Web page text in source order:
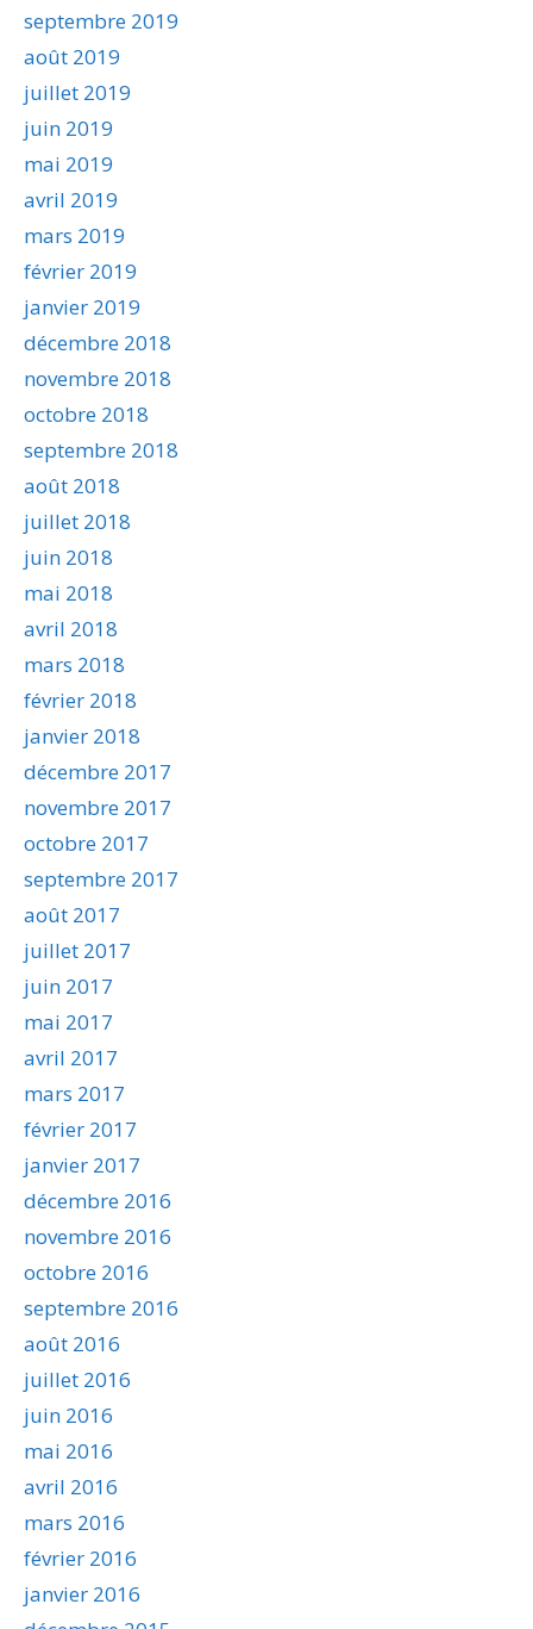
septembre 2019
août 2019
juillet 2019
juin 2019
mai 2019
avril 2019
mars 2019
février 2019
janvier 2019
décembre 2018
novembre 2018
octobre 2018
septembre 2018
août 2018
juillet 2018
juin 2018
mai 2018
avril 2018
mars 2018
février 2018
janvier 2018
décembre 2017
novembre 2017
octobre 2017
septembre 2017
août 2017
juillet 2017
juin 2017
mai 2017
avril 2017
mars 2017
février 2017
janvier 2017
décembre 2016
novembre 2016
octobre 2016
septembre 2016
août 2016
juillet 2016
juin 2016
mai 2016
avril 2016
mars 2016
février 2016
janvier 2016